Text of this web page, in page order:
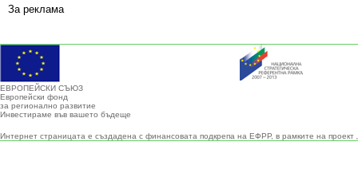
За реклама
ЕВРОПЕЙСКИ СЪЮЗ
Европейски фонд
за регионално развитие
Инвестираме във вашето бъдеще
Интернет страницата е създадена с финансовата подкрепа на ЕФРР, в рамките на